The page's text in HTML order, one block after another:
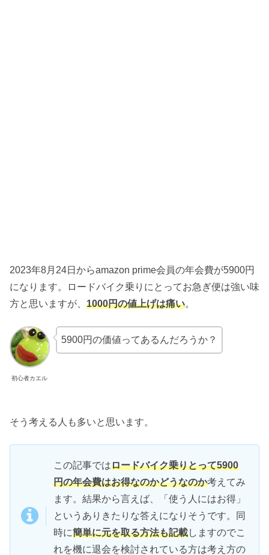
2023年8月24日からamazon prime会員の年会費が5900円
になります。ロードバイク乗りにとってお急ぎ便は強い味
方と思いますが、 1000円の値上げは痛い。
初心者カエル
5900円の価値ってあるんだろうか？
そう考える人も多いと思います。
この記事ではロードバイク乗りとって5900
円の年会費はお得なのかどうなのか考えてみ
ます。結果から言えば、「使う人にはお得」
というありきたりな答えになりそうです。同
時に簡単に元を取る方法も記載しますのでこ
れを機に退会を検討されている方は考え方の